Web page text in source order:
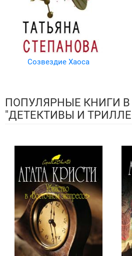
Созвездие Хаоса
ПОПУЛЯРНЫЕ КНИГИ
"ДЕТЕКТИВЫ И